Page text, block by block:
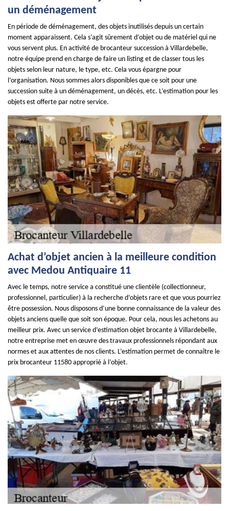
un déménagement
En période de déménagement, des objets inutilisés depuis un certain
moment apparaissent. Cela s’agit sûrement d’objet ou de matériel qui ne
vous servent plus. En activité de brocanteur succession à Villardebelle,
notre équipe prend en charge de faire un listing et de classer tous les
objets selon leur nature, le type, etc. Cela vous épargne pour
l’organisation. Nous sommes alors disponibles que ce soit pour une
succession suite à un déménagement, un décès, etc. L’estimation pour les
objets est offerte par notre service.
Achat d’objet ancien à la meilleure condition
avec Medou Antiquaire 11
Avec le temps, notre service a constitué une clientèle (collectionneur,
professionnel, particulier) à la recherche d’objets rare et que vous pourriez
être possession. Nous disposons d’une bonne connaissance de la valeur des
objets anciens quelle que soit son époque. Pour cela, nous les achetons au
meilleur prix. Avec un service d’estimation objet brocante à Villardebelle,
notre entreprise met en œuvre des travaux professionnels répondant aux
normes et aux attentes de nos clients. L’estimation permet de connaître le
prix brocanteur 11580 approprié à l’objet.